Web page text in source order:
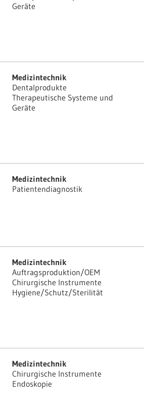
Geräte
Medizintechnik
Dentalprodukte
Therapeutische Systeme und
Geräte
Medizintechnik
Patientendiagnostik
Medizintechnik
Auftragsproduktion/OEM
Chirurgische Instrumente
Hygiene/Schutz/Sterilität
Medizintechnik
Chirurgische Instrumente
Endoskopie